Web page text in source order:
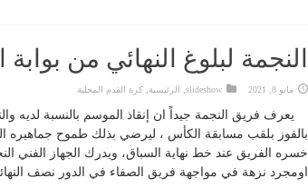
النجمة لبلوغ النهائي من بوابة
مايو 8, 2021 slideshow الرئيسية ,كرة القدم المحلية
يعرف فريق النجمة جيداً ان إنقاذ الموسم بالنسبة لديه
بالفوز بلقب مسابقة الكأس ، ليرضي بذلك طموح جماهيره
خسره الفريق عند خط نهاية السباق، ويدرك الجهاز الفني
اومجرد نزهة في مواجهة فريق الصفاء في الدور نصف